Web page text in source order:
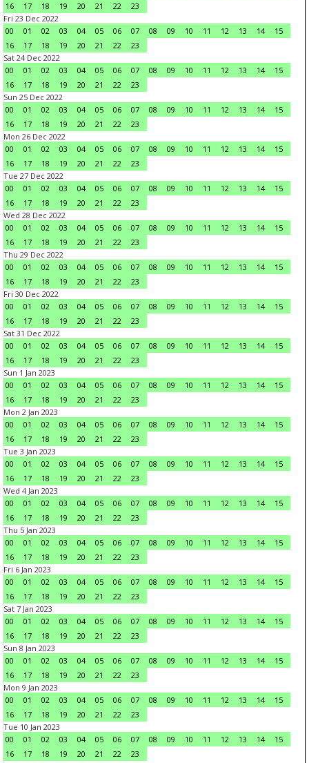
16
17 18 19 20 21 22
23
Fri 23 Dec 2022
00
01 02 03 04 05 06 07 08 09 10 11 12 13 14
15
16
17 18 19 20 21 22
23
Sat 24 Dec 2022
00
01 02 03 04 05 06 07 08 09 10 11 12 13 14
15
16
17 18 19 20 21 22
23
Sun 25 Dec 2022
00
01 02 03 04 05 06 07 08 09 10 11 12 13 14
15
16
17 18 19 20 21 22
23
Mon 26 Dec 2022
00
01 02 03 04 05 06 07 08 09 10 11 12 13 14
15
16
17 18 19 20 21 22
23
Tue 27 Dec 2022
00
01 02 03 04 05 06 07 08 09 10 11 12 13 14
15
16
17 18 19 20 21 22
23
Wed 28 Dec 2022
00
01 02 03 04 05 06 07 08 09 10 11 12 13 14
15
16
17 18 19 20 21 22
23
Thu 29 Dec 2022
00
01 02 03 04 05 06 07 08 09 10 11 12 13 14
15
16
17 18 19 20 21 22
23
Fri 30 Dec 2022
00
01 02 03 04 05 06 07 08 09 10 11 12 13 14
15
16
17 18 19 20 21 22
23
Sat 31 Dec 2022
00
01 02 03 04 05 06 07 08 09 10 11 12 13 14
15
16
17 18 19 20 21 22
23
Sun 1 Jan 2023
00
01 02 03 04 05 06 07 08 09 10 11 12 13 14
15
16
17 18 19 20 21 22
23
Mon 2 Jan 2023
00
01 02 03 04 05 06 07 08 09 10 11 12 13 14
15
16
17 18 19 20 21 22
23
Tue 3 Jan 2023
00
01 02 03 04 05 06 07 08 09 10 11 12 13 14
15
16
17 18 19 20 21 22
23
Wed 4 Jan 2023
00
01 02 03 04 05 06 07 08 09 10 11 12 13 14
15
16
17 18 19 20 21 22
23
Thu 5 Jan 2023
00
01 02 03 04 05 06 07 08 09 10 11 12 13 14
15
16
17 18 19 20 21 22
23
Fri 6 Jan 2023
00
01 02 03 04 05 06 07 08 09 10 11 12 13 14
15
16
17 18 19 20 21 22
23
Sat 7 Jan 2023
00
01 02 03 04 05 06 07 08 09 10 11 12 13 14
15
16
17 18 19 20 21 22
23
Sun 8 Jan 2023
00
01 02 03 04 05 06 07 08 09 10 11 12 13 14
15
16
17 18 19 20 21 22
23
Mon 9 Jan 2023
00
01 02 03 04 05 06 07 08 09 10 11 12 13 14
15
16
17 18 19 20 21 22
23
Tue 10 Jan 2023
00
01 02 03 04 05 06 07 08 09 10 11 12 13 14
15
16
17 18 19 20 21 22
23